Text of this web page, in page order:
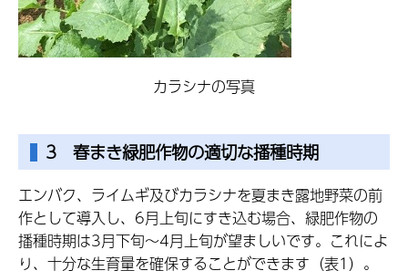
カラシナの写真
3 春まき緑肥作物の適切な播種時期
エンバク、ライムギ及びカラシナを夏まき露地野菜の前
作として導入し、6月上旬にすき込む場合、緑肥作物の
播種時期は3月下旬～4月上旬が望ましいです。これによ
り、十分な生育量を確保することができます（表1）。